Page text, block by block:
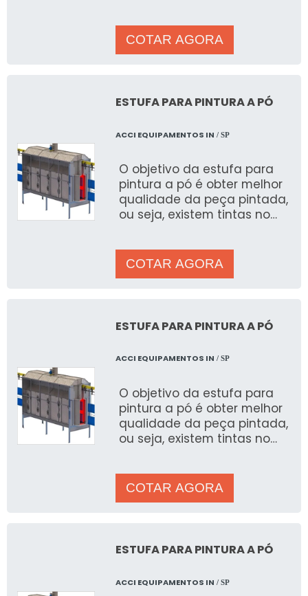
COTAR AGORA
ESTUFA PARA PINTURA A PÓ
ACCI EQUIPAMENTOS IN / SP
O objetivo da estufa para
pintura a pó é obter melhor
qualidade da peça pintada,
ou seja, existem tintas no
COTAR AGORA
ESTUFA PARA PINTURA A PÓ
ACCI EQUIPAMENTOS IN / SP
O objetivo da estufa para
pintura a pó é obter melhor
qualidade da peça pintada,
ou seja, existem tintas no
COTAR AGORA
ESTUFA PARA PINTURA A PÓ
ACCI EQUIPAMENTOS IN / SP